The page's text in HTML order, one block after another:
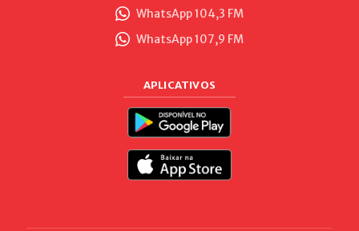
WhatsApp 104,3 FM
WhatsApp 107,9 FM
APLICATIVOS